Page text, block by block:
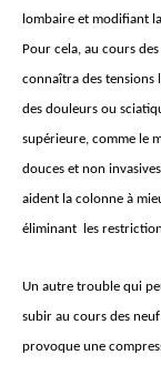
lombaire et modifiant
Pour cela, au cours
connaîtra des tensions
des douleurs ou
supérieure, comme le
douces et non invasives,
aident la colonne à
éliminant les
Un autre trouble qui
subir au cours des
provoque une